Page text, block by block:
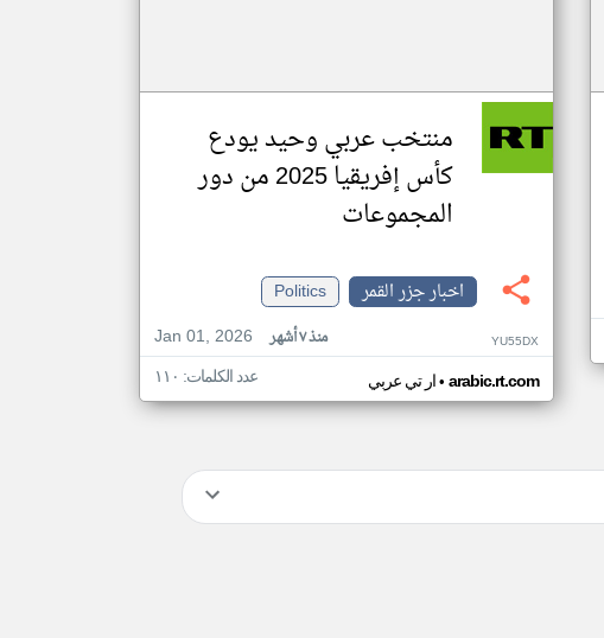
منتخب عربي وحيد يودع
كأس إفريقيا 2025 من دور
المجموعات
اخبار جزر القمر
Politics
Jan 01, 2026
منذ ٧ أشهر YU55DX
ار تي عربي• arabic.rt.com عدد الكلمات: ١١٠